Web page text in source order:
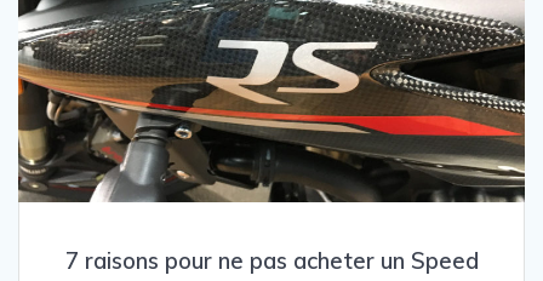
7 raisons pour ne pas acheter un Speed